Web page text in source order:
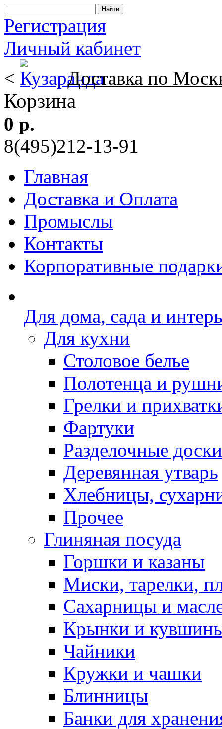
Регистрация
Личный кабинет
<
Доставка по
Корзина
0 р.
8(495)212-13-91
Главная
Доставка и Оплата
Промыслы
Контакты
Корпоративные
Для дома, сада и
Для кухни
Столовое белье
Полотенца и
Грелки и
Фартуки
Разделочные доски
Деревянная утварь
Хлебницы,
Прочее
Глиняная посуда
Горшки и казаны
Миски, тарелки,
Сахарницы и
Крынки и
Чайники
Кружки и чашки
Блинницы
Банки для